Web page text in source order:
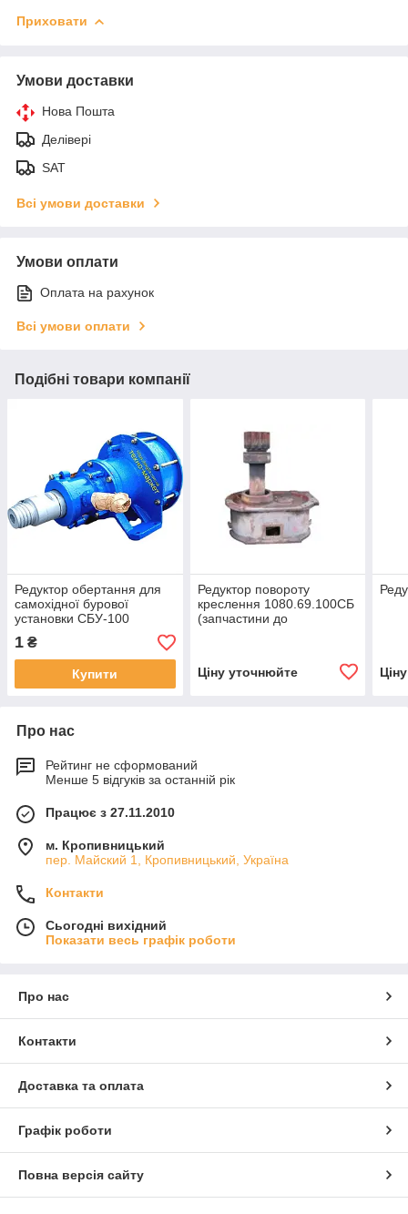
Приховати
Умови доставки
Нова Пошта
Делівері
SAT
Всі умови доставки
Умови оплати
Оплата на рахунок
Всі умови оплати
Подібні товари компанії
Редуктор обертання для
самохідної бурової
установки СБУ-100
1 ₴
Купити
Редуктор повороту
креслення 1080.69.100СБ
(запчастини до
Ціну уточнюйте
Про нас
Рейтинг не сформований
Менше 5 відгуків за останній рік
Працює з 27.11.2010
м. Кропивницький
пер. Майский 1, Кропивницький, Україна
Контакти
Сьогодні вихідний
Показати весь графік роботи
Про нас
Контакти
Доставка та оплата
Графік роботи
Повна версія сайту